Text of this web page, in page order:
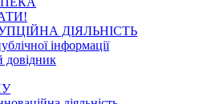
ДІЯЛЬНІСТЬ
інформації
довідник